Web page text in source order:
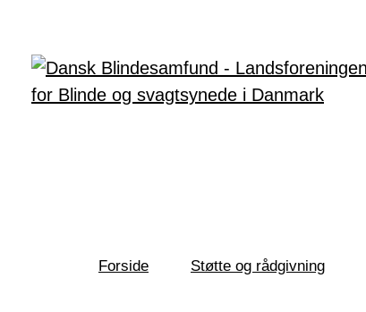
Forside Støtte og rådgivning